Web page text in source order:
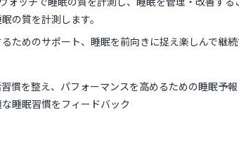
の質を計測します。
ためのサポート、睡眠を前向きに捉え楽しんで継
慣を整え、パフォーマンスを高めるための睡眠予報
睡眠習慣をフィードバック